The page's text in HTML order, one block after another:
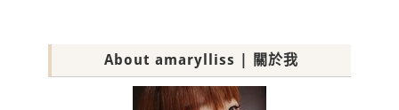
About amarylliss | 關於我